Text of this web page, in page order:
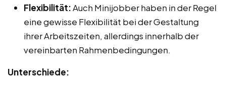
Flexibilität:Auch Minijobber haben in der Regel
eine gewisse Flexibilität bei der Gestaltung
ihrer Arbeitszeiten, allerdings innerhalb der
vereinbarten Rahmenbedingungen.
Unterschiede: